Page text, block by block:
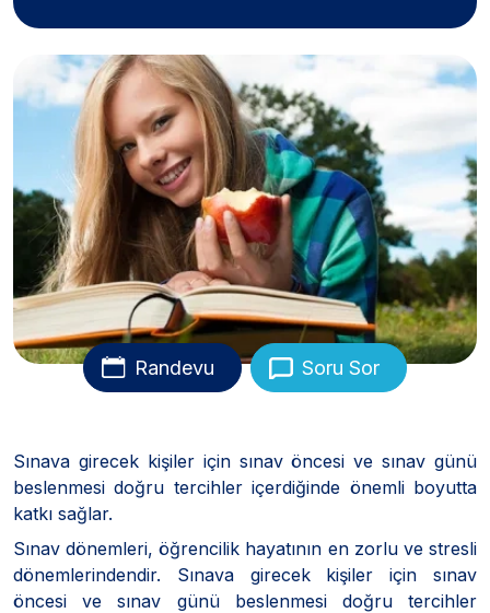
Randevu Soru Sor
Sınava girecek kişiler için sınav öncesi ve sınav günü
beslenmesi doğru tercihler içerdiğinde önemli boyutta
katkı sağlar.
Sınav dönemleri, öğrencilik hayatının en zorlu ve stresli
dönemlerindendir. Sınava girecek kişiler için sınav
öncesi ve sınav günü beslenmesi doğru tercihler